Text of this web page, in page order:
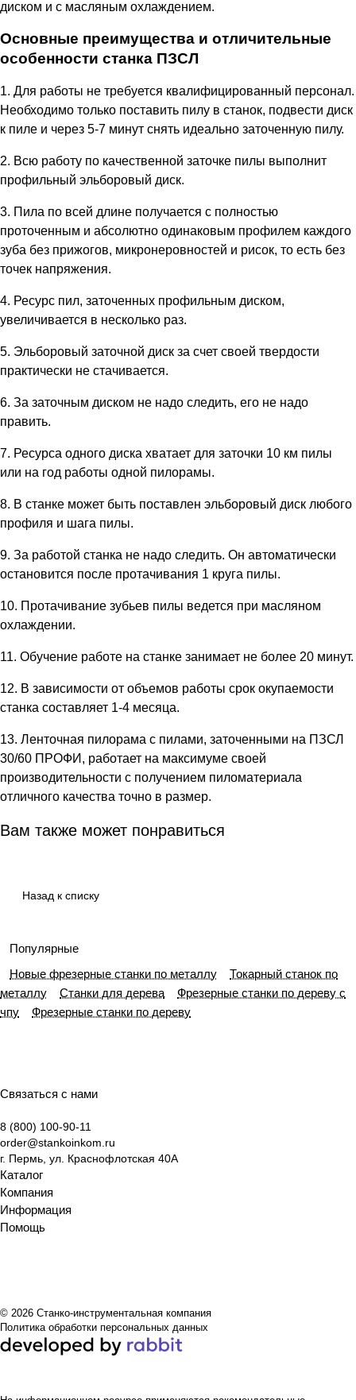
диском и с масляным охлаждением.
Основные преимущества и отличительные
особенности станка ПЗСЛ
1. Для работы не требуется квалифицированный персонал.
Необходимо только поставить пилу в станок, подвести диск
к пиле и через 5-7 минут снять идеально заточенную пилу.
2. Всю работу по качественной заточке пилы выполнит
профильный эльборовый диск.
3. Пила по всей длине получается с полностью
проточенным и абсолютно одинаковым профилем каждого
зуба без прижогов, микронеровностей и рисок, то есть без
точек напряжения.
4. Ресурс пил, заточенных профильным диском,
увеличивается в несколько раз.
5. Эльборовый заточной диск за счет своей твердости
практически не стачивается.
6. За заточным диском не надо следить, его не надо
править.
7. Ресурса одного диска хватает для заточки 10 км пилы
или на год работы одной пилорамы.
8. В станке может быть поставлен эльборовый диск любого
профиля и шага пилы.
9. За работой станка не надо следить. Он автоматически
остановится после протачивания 1 круга пилы.
10. Протачивание зубьев пилы ведется при масляном
охлаждении.
11. Обучение работе на станке занимает не более 20 минут.
12. В зависимости от объемов работы срок окупаемости
станка составляет 1-4 месяца.
13. Ленточная пилорама с пилами, заточенными на ПЗСЛ
30/60 ПРОФИ, работает на максимуме своей
производительности с получением пиломатериала
отличного качества точно в размер.
Вам также может понравиться
Назад к списку
Популярные
Новые фрезерные станки по металлу
Токарный станок по
металлу
Станки для дерева
Фрезерные станки по дереву с
чпу
Фрезерные станки по дереву
Связаться с нами
8 (800) 100-90-11
order@stankoinkom.ru
г. Пермь, ул. Краснофлотская 40А
Каталог
Компания
Информация
Помощь
© 2026 Станко-инструментальная компания
Политика обработки персональных данных